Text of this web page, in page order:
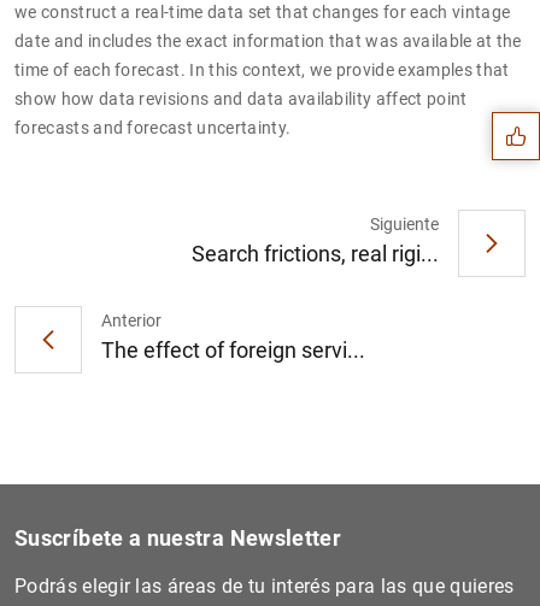
we construct a real-time data set that changes for each vintage
date and includes the exact information that was available at the
time of each forecast. In this context, we provide examples that
show how data revisions and data availability affect point
forecasts and forecast uncertainty.
Anterior
The effect of foreign servi...
Siguiente
Search frictions, real rigi...
Sugerencias
1 2
Suscríbete a nuestra Newsletter
Podrás elegir las áreas de tu interés para las que quieres